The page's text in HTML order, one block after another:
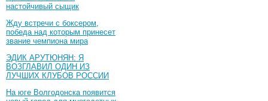
настойчивый сыщик
Жду встречи с боксером,
победа над которым принесет
звание чемпиона мира
ЭДИК АРУТЮНЯН: Я
ВОЗГЛАВИЛ ОДИН ИЗ
ЛУЧШИХ КЛУБОВ РОССИИ
На юге Волгодонска появится